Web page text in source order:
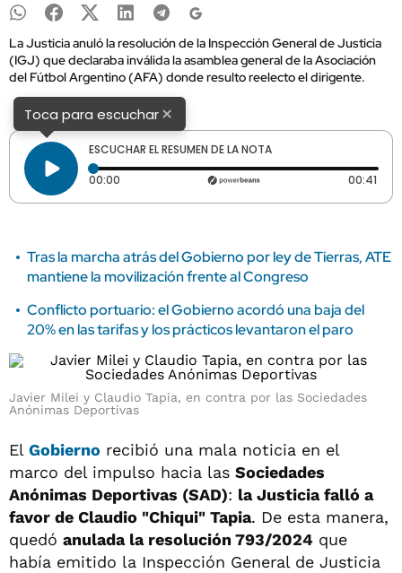
La Justicia anuló la resolución de la Inspección General de Justicia
(IGJ) que declaraba inválida la asamblea general de la Asociación
del Fútbol Argentino (AFA) donde resulto reelecto el dirigente.
Toca para escuchar×
ESCUCHAR EL RESUMEN DE LA NOTA
00:00 Tiempo transcurrido: 0 segundos 00:41
Tras la marcha atrás del Gobierno por ley de Tierras, ATE
mantiene la movilización frente al Congreso
Conflicto portuario: el Gobierno acordó una baja del
20% en las tarifas y los prácticos levantaron el paro
Javier Milei y Claudio Tapia, en contra por las Sociedades
Anónimas Deportivas
El Gobierno recibió una mala noticia en el
marco del impulso hacia las Sociedades
Anónimas Deportivas (SAD): la Justicia falló a
favor de Claudio "Chiqui" Tapia. De esta manera,
quedó anulada la resolución 793/2024 que
había emitido la Inspección General de Justicia